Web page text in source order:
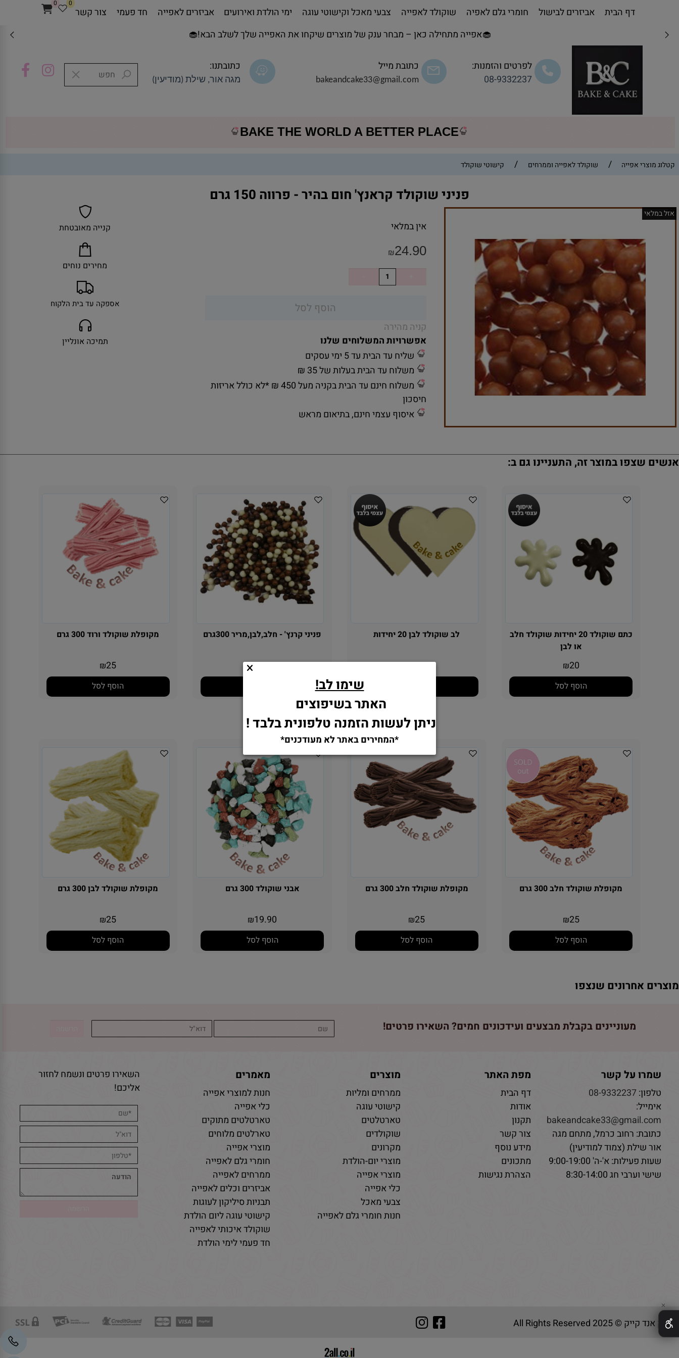
🧁אפייה מתחילה כאן – מבחר ענק של מוצרים שיקחו את האפייה שלך לשלב הבא!🧁
לפרטים והזמנות:
08-9332237
כתובת מייל
bakeandcake33@gmail.com
כתובתנו:
מגה אור, שילת (מודיעין)
0 0
דף הבית אביזרים לבישול חומרי גלם לאפיה שוקולד לאפייה צבעי מאכל וקישוטי עוגה ימי הולדת ואירועים אביזרים לאפייה חד פעמי צור קשר
BAKE THE WORLD A BETTER PLACE
קטלוג מוצרי אפייה / שוקולד לאפייה וממרחים / קישוטי שוקולד
פניני שוקולד קראנץ' חום בהיר - פרווה 150 גרם
אזל במלאי
אין במלאי
₪24.90
הוסף לסל
קניה מהירה
אפשרויות המשלוחים שלנו
שליח עד הבית עד 5 ימי עסקים
משלוח עד הבית בעלות של 35 ₪
משלוח חינם עד הבית בקניה מעל 450 ₪ *לא כולל אריזות
חיסכון
איסוף עצמי חינם, בתיאום מראש
קנייה מאובטחת
מחירים נוחים
אספקה עד בית הלקוח
תמיכה אונליין
שצפו במוצר זה, התעניינו גם ב:
כתם שוקולד 20 יחידות שוקולד חלב
או לבן
₪20
הוסף לסל
לב שוקולד לבן 20 יחידות פניני קרנץ' - חלב,לבן,מריר 300גרם
₪
מקופלת שוקולד ורוד 300 גרם
₪25
הוסף לסל
מקופלת שוקולד חלב 300 גרם
₪25
הוסף לסל
מקופלת שוקולד חלב 300 גרם
₪25
הוסף לסל
אבני שוקולד 300 גרם
₪ 19.90
הוסף לסל
מקופלת שוקולד לבן 300 גרם
₪25
הוסף לסל
אחרונים שנצפו
מעוניינים בקבלת מבצעים ועידכונים חמים? השאירו פרטים!
שמרו על קשר
טלפון:08-9332237
אימייל:
bakeandcake33@gmail.com
כתובת: רחוב כרמל, מתחם מגה
אור שילת (צמוד למודיעין)
שעות פעילות: א'-ה' 9:00-19:00
שישי וערבי חג 8:30-14:00
מפת האתר
דף הבית
אודות
תקנון
צור קשר
מידע נוסף
מתכונים
הצהרת נגישות
מוצרים
ממרחים ומליות
קישוטי עוגה
טארטלטים
שוקולדים
מקרונים
מוצרי יום-הולדת
מוצרי אפייה
כלי אפייה
צבעי מאכל
חנות חומרי גלם לאפייה
מאמרים
חנות למוצרי אפייה
כלי אפייה
טארטלטים מתוקים
טארלטים מלוחים
מוצרי אפייה
חומרי גלם לאפייה
ממרחים לאפייה
אביזרים וכלים לאפייה
תבניות סיליקון לעוגות
קישוטי עוגה ליום הולדת
שוקולד איכותי לאפייה
חד פעמי לימי הולדת
השאירו פרטים ונשמח לחזור
אליכם!
בייק אנד קייק © 2025 All Rights Reserved
שימו לב!
האתר בשיפוצים
ניתן לעשות הזמנה טלפונית בלבד !
*המחירים באתר לא מעודכנים*
✕